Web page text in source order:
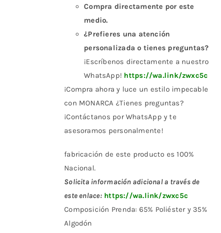
Compra directamente por este
medio.
¿Prefieres una atención
personalizada o tienes preguntas?
¡Escríbenos directamente a nuestro
WhatsApp! https://wa.link/zwxc5c
¡Compra ahora y luce un estilo impecable
con MONARCA ¿Tienes preguntas?
¡Contáctanos por WhatsApp y te
asesoramos personalmente!
fabricación de este producto es 100%
Nacional.
Solicita información adicional a través de
este enlace: https://wa.link/zwxc5c
Composición Prenda: 65% Poliéster y 35%
Algodón